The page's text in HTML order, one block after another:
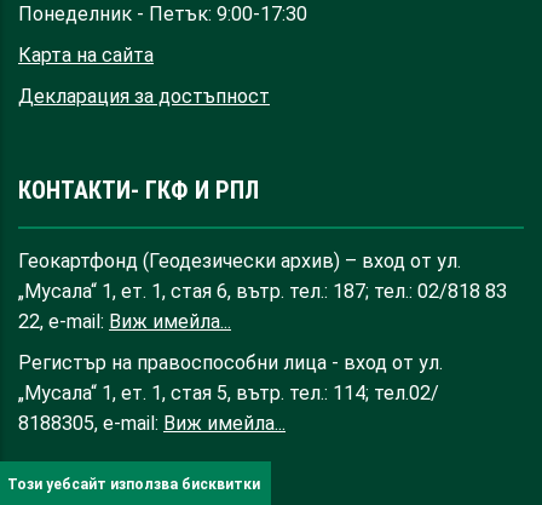
Понеделник - Петък: 9:00-17:30
Карта на сайта
Декларация за достъпност
КОНТАКТИ- ГКФ И РПЛ
Геокартфонд (Геодезически архив) – вход от ул.
„Мусала“ 1, ет. 1, стая 6, вътр. тел.: 187; тел.: 02/818 83
22, e-mail: Виж имейла...
Регистър на правоспособни лица - вход от ул.
„Мусала“ 1, ет. 1, стая 5, вътр. тел.: 114; тел.02/
8188305, e-mail: Виж имейла...
Този уебсайт използва бисквитки